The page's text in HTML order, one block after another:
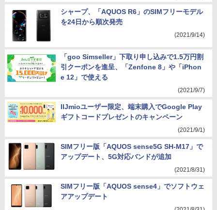
シャープ、「AQUOS R6」のSIMフリーモデル
を24日から順次発売
(2021/9/14)
「goo Simseller」下取り申し込みで1.5万円割
引クーポンを進呈、「Zenfone 8」や「iPhon
e 12」で使える
(2021/9/7)
IIJmioユーザー限定、端末購入でGoogle Play
ギフトコードプレゼントのキャンペーン
(2021/9/1)
SIMフリー版「AQUOS sense5G SH-M17」で
アップデート、5G対応バンドが追加
(2021/8/31)
SIMフリー版「AQUOS sense4」でソフトウェ
アアップデート